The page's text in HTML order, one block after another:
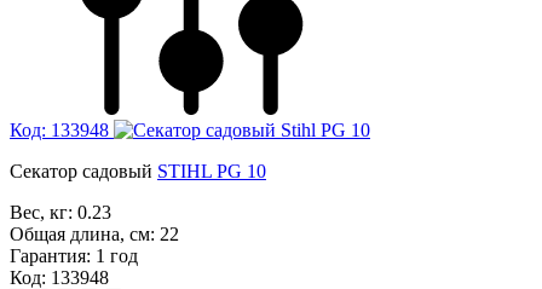
Код: 133948
Секатор садовый STIHL PG 10
Вес, кг: 0.23
Общая длина, см: 22
Гарантия: 1 год
Код: 133948